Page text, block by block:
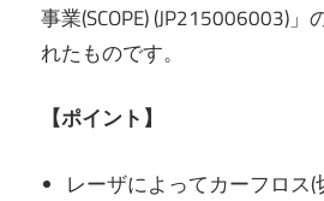
事業(SCOPE) (JP215006003)
れたものです。
【ポイント】
レーザによってカーフロス(